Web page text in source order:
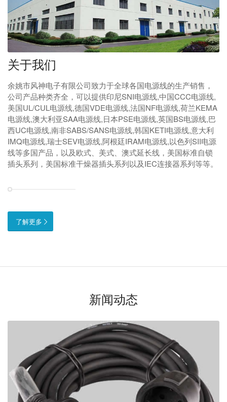
关于我们
余姚市风神电子有限公司致力于全球各国电源线的生产销售，
公司产品种类齐全，可以提供印尼SNI电源线,中国CCC电源线,
美国UL/CUL电源线,德国VDE电源线,法国NF电源线,荷兰KEMA
电源线,澳大利亚SAA电源线,日本PSE电源线,英国BS电源线,巴
西UC电源线,南非SABS/SANS电源线,韩国KETI电源线,意大利
IMQ电源线,瑞士SEV电源线,阿根廷IRAM电源线,以色列SII电源
线等多国产品，以及欧式、美式、澳式延长线，美国标准自锁
插头系列，美国标准干燥器插头系列以及IEC连接器系列等等。
了解更多
新闻动态